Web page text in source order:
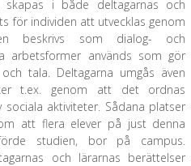
skapas i både deltagarnas och
för individen att utvecklas genom
beskrivs som dialog- och
arbetsformer används som gör
tala. Deltagarna umgås även
t.ex. genom att det ordnas
aktiviteter. Sådana platser
att flera elever på just denna
studien, bor på campus.
och lärarnas berättelser